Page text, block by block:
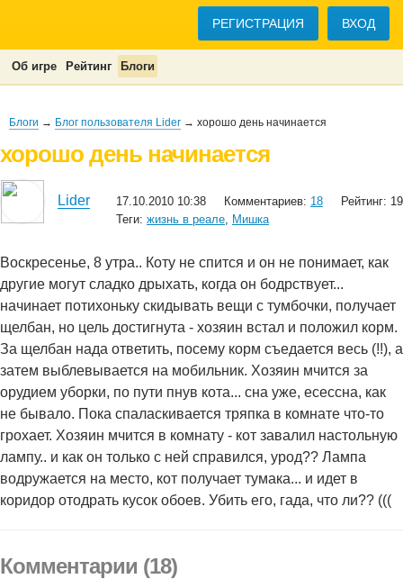
РЕГИСТРАЦИЯ ВХОД
Об игре Рейтинг Блоги
Блоги → Блог пользователя Lider → хорошо день начинается
хорошо день начинается
Lider 17.10.2010 10:38 Комментариев: 18
Рейтинг: 19
Теги: жизнь в реале, Мишка
Воскресенье, 8 утра.. Коту не спится и он не понимает, как
другие могут сладко дрыхать, когда он бодрствует...
начинает потихоньку скидывать вещи с тумбочки, получает
щелбан, но цель достигнута - хозяин встал и положил корм.
За щелбан нада ответить, посему корм съедается весь (!!), а
затем выблевывается на мобильник. Хозяин мчится за
орудием уборки, по пути пнув кота... сна уже, есессна, как
не бывало. Пока спаласкивается тряпка в комнате что-то
грохает. Хозяин мчится в комнату - кот завалил настольную
лампу.. и как он только с ней справился, урод?? Лампа
водружается на место, кот получает тумака... и идет в
коридор отодрать кусок обоев. Убить его, гада, что ли?? (((
Комментарии (18)